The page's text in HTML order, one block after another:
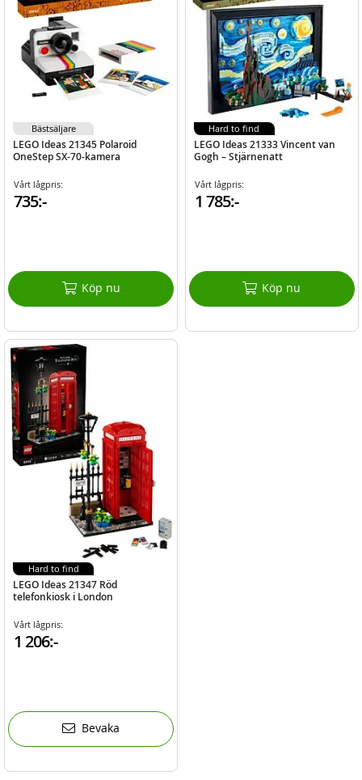
LEGO Ideas 21345 Polaroid
OneStep SX-70-kamera
Vårt lågpris:
735:-
Köp nu
Bästsäljare
LEGO Ideas 21333 Vincent van
Gogh – Stjärnenatt
Vårt lågpris:
1 785:-
Köp nu
Hard to find
LEGO Ideas 21347 Röd
telefonkiosk i London
Vårt lågpris:
1 206:-
Bevaka
Hard to find